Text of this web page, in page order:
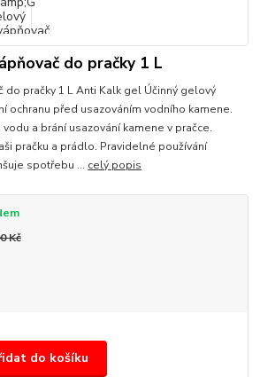
do pračky 1 L
do pračky 1 L Anti Kalk gel Účinný gelový
ochranu před usazováním vodního kamene.
a brání usazování kamene v pračce.
pračku a prádlo. Pravidelné používání
spotřebu ... celý popis
Kč
do košíku